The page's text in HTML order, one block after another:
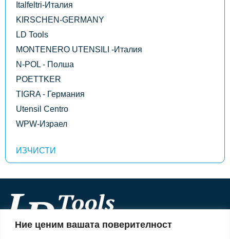
Ние ценим вашата поверителност
Italfeltri-Италия
KIRSCHEN-GERMANY
LD Tools
MONTENERO UTENSILI -Италия
N-POL - Полша
POETTKER
TIGRA - Германия
Utensil Centro
WPW-Израел